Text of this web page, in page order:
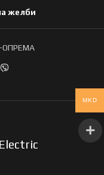
желби
ОПРЕМА
MKD